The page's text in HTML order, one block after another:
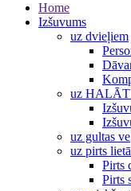
Home
Izšuvums
uz dvieļiem
uz
uz gultas
uz pirts
Pirts
Pirts